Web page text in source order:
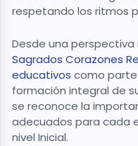
respetando los ritmos
Desde una perspectiva
Sagrados Corazones
educativos como
formación integral de
se reconoce la
adecuados para cada
nivel Inicial.